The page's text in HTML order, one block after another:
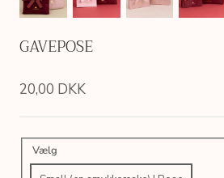
GAVEPOSE
20,00 DKK
Vælg